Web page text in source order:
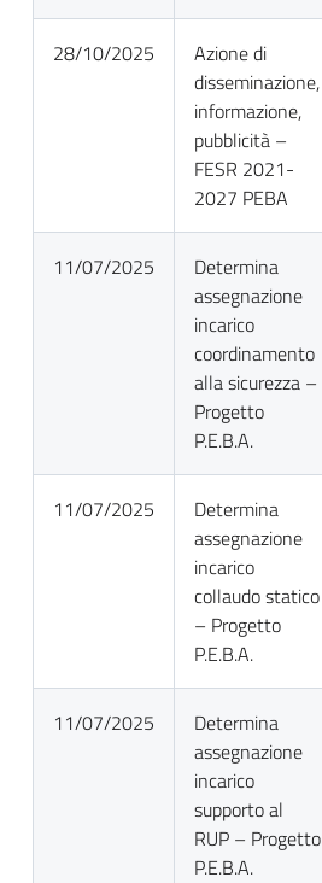
28/10/2025
Azione di
disseminazione,
informazione,
pubblicità –
FESR 2021-
2027 PEBA
11/07/2025
Determina
assegnazione
incarico
coordinamento
alla sicurezza –
Progetto
P.E.B.A.
11/07/2025
Determina
assegnazione
incarico
collaudo statico
– Progetto
P.E.B.A.
11/07/2025
Determina
assegnazione
incarico
supporto al
RUP – Progetto
P.E.B.A.